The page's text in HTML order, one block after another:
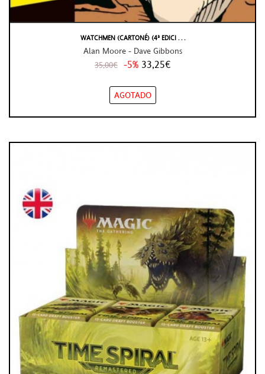
WATCHMEN (CARTONÉ) (4ª EDICI . . .
Alan Moore - Dave Gibbons
35,00€ -5% 33,25€
AGOTADO